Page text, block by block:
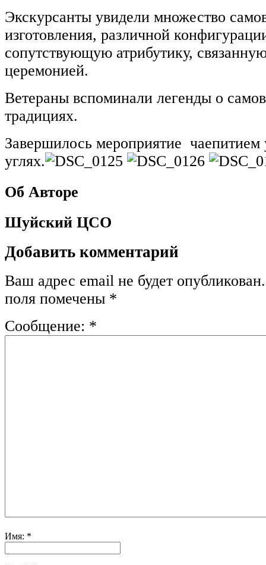
Экскурсанты увидели множество
изготовления, различной
сопутствующую атрибутику,
церемонией.
Ветераны вспоминали легенды о
традициях.
Завершилось мероприятие чаепитием
углях.
Об Авторе
Шуйский ЦСО
Добавить комментарий
Ваш адрес email не будет опубликован.
поля помечены *
Сообщение: *
Имя: *